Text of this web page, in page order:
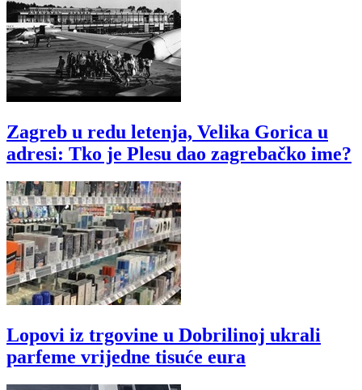
Zagreb u redu letenja, Velika Gorica u
adresi: Tko je Plesu dao zagrebačko ime?
Lopovi iz trgovine u Dobrilinoj ukrali
parfeme vrijedne tisuće eura